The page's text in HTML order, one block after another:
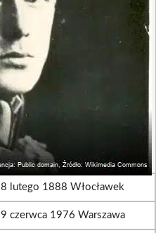
8 lutego 1888 Włocławek
9 czerwca 1976 Warszawa